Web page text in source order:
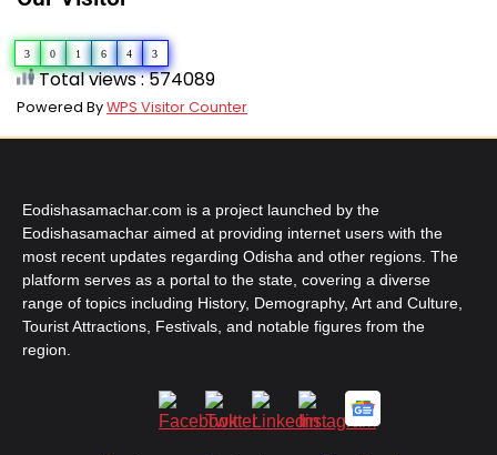
3 0 1 6 4 3
Total views : 574089
Powered ByWPS Visitor Counter
Eodishasamachar.com is a project launched by the
Eodishasamachar aimed at providing internet users with the
most recent updates regarding Odisha and other regions. The
platform serves as a portal to the state, covering a diverse
range of topics including History, Demography, Art and Culture,
Tourist Attractions, Festivals, and notable figures from the
region.